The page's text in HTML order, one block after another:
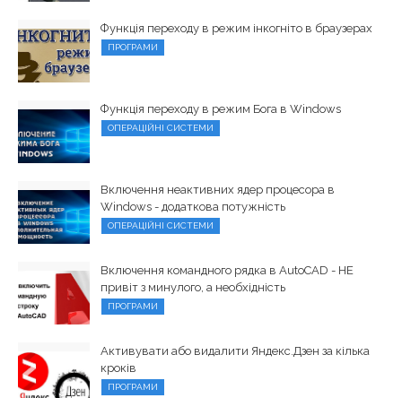
Функція переходу в режим інкогніто в браузерах
ПРОГРАМИ
Функція переходу в режим Бога в Windows
ОПЕРАЦІЙНІ СИСТЕМИ
Включення неактивних ядер процесора в
Windows - додаткова потужність
ОПЕРАЦІЙНІ СИСТЕМИ
Включення командного рядка в AutoCAD - НЕ
привіт з минулого, а необхідність
ПРОГРАМИ
Активувати або видалити Яндекс.Дзен за кілька
кроків
ПРОГРАМИ